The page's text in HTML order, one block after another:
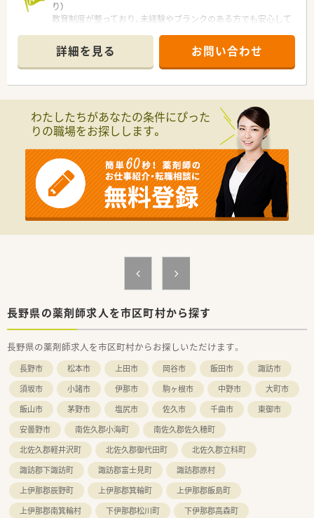
◎通勤手当(上限50,000円)、各種資格手当、時間外手当、役職手当
など
株会
◎団体薬剤師賠償責任保険
◎転勤時借上住宅（個人負担なし、特別勤務手当て最大3万円支
給あり）
◎労働組合あり！
◎甲信越エリアで働きたい方
◎Uターン就職を希望する方
◎甲信越エリアで地域貢献をしていきたいとお考えの方！
り）
教育制度が整っており、未経験やブランクのある方でも安心して
【店舗情報と応需状況について】
■伊那北駅から車で6分ほどの場所に立地しており、マイカー通
勤が可能で毎日の通勤も快適です。
■平日は19時まで営業し、土曜日は14時30分までの開局時間で
無理なく働くことができます。
【職場環境と雰囲気】
■若いスタッフもやる気を持って挑戦できる環境があり、明るく
活気に満ちた職場作りを行っております。
■調剤のみにこだわらず、お客様とのコミュニケーションを楽し
みながら働くことができる温かい雰囲気です。
■従業員の健康を第一に考えており、生活環境のサポートやリフ
レッシュできる各種制度を用意しています。
【やりがい/おすすめポイント】
■手厚い教育制度と資格取得支援が用意されており、働きながら
イフイベントを経ても安心して働き続けられます。
■転勤時には自己負担なしの借上住宅や特別勤務手当が支給さ
詳細を見る お問い合わせ
わたしたちがあなたの条件にぴった
りの職場をお探しします。
長野県の薬剤師求人を市区町村から探す
長野県の薬剤師求人を市区町村からお探しいただけます。
長野市 松本市 上田市 岡谷市 飯田市
諏訪市
須坂市
小諸市 伊那市 駒ヶ根市 中野市
大町市
飯山市
茅野市 塩尻市 佐久市 千曲市
東御市
安曇野市
南佐久郡小海町
南佐久郡佐久穂町
北佐久郡軽井沢町
北佐久郡御代田町
北佐久郡立科町
諏訪郡下諏訪町
諏訪郡富士見町
諏訪郡原村
上伊那郡辰野町
上伊那郡箕輪町
上伊那郡飯島町
上伊那郡南箕輪村
下伊那郡松川町
下伊那郡高森町